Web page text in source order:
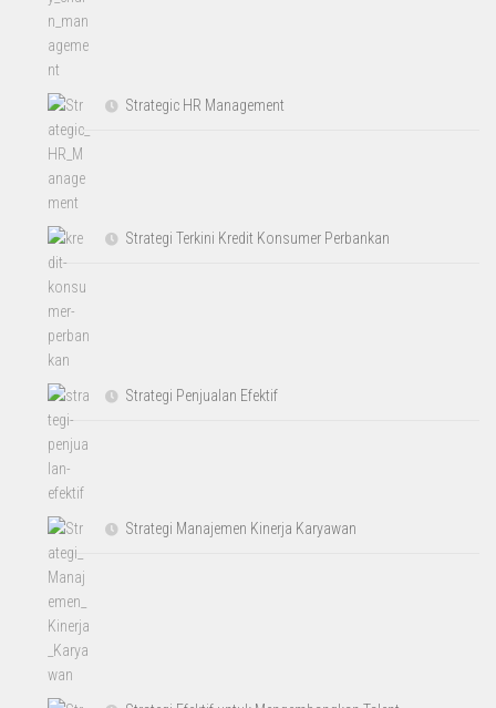
Strategic HR Management
Strategi Terkini Kredit Konsumer Perbankan
Strategi Penjualan Efektif
Strategi Manajemen Kinerja Karyawan